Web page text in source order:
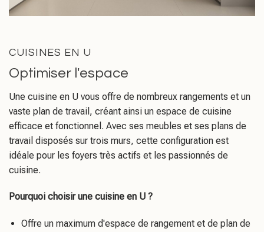
CUISINES EN U
Optimiser l'espace
Une cuisine en U vous offre de nombreux rangements et un
vaste plan de travail, créant ainsi un espace de cuisine
efficace et fonctionnel. Avec ses meubles et ses plans de
travail disposés sur trois murs, cette configuration est
idéale pour les foyers très actifs et les passionnés de
cuisine.
Pourquoi choisir une cuisine en U ?
Offre un maximum d'espace de rangement et de plan de